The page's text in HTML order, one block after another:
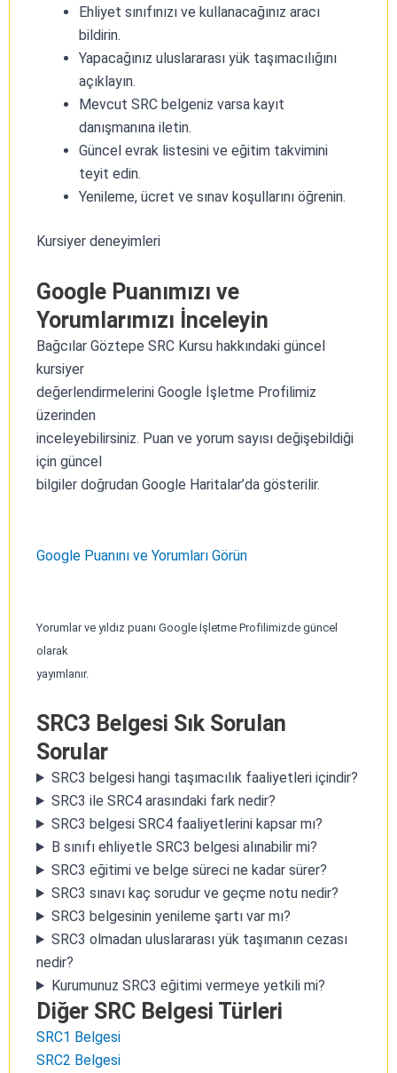
Ehliyet sınıfınızı ve kullanacağınız aracı
bildirin.
Yapacağınız uluslararası yük taşımacılığını
açıklayın.
Mevcut SRC belgeniz varsa kayıt
danışmanına iletin.
Güncel evrak listesini ve eğitim takvimini
teyit edin.
Yenileme, ücret ve sınav koşullarını öğrenin.
Kursiyer deneyimleri
Google Puanımızı ve
Yorumlarımızı İnceleyin
Bağcılar Göztepe SRC Kursu hakkındaki güncel
kursiyer
değerlendirmelerini Google İşletme Profilimiz
üzerinden
inceleyebilirsiniz. Puan ve yorum sayısı değişebildiği
için güncel
bilgiler doğrudan Google Haritalar’da gösterilir.
Google Puanını ve Yorumları Görün
Yorumlar ve yıldız puanı Google İşletme Profilimizde güncel
olarak
yayımlanır.
SRC3 Belgesi Sık Sorulan
Sorular
SRC3 belgesi hangi taşımacılık faaliyetleri içindir?
SRC3 ile SRC4 arasındaki fark nedir?
SRC3 belgesi SRC4 faaliyetlerini kapsar mı?
B sınıfı ehliyetle SRC3 belgesi alınabilir mi?
SRC3 eğitimi ve belge süreci ne kadar sürer?
SRC3 sınavı kaç sorudur ve geçme notu nedir?
SRC3 belgesinin yenileme şartı var mı?
SRC3 olmadan uluslararası yük taşımanın cezası
nedir?
Kurumunuz SRC3 eğitimi vermeye yetkili mi?
Diğer SRC Belgesi Türleri
SRC1 Belgesi
SRC2 Belgesi